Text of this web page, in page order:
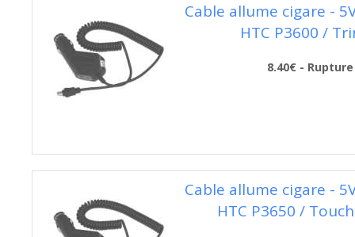
Cable allume cigare -
HTC P3600 /
8.40€ - Rupture
Cable allume cigare -
HTC P3650 /